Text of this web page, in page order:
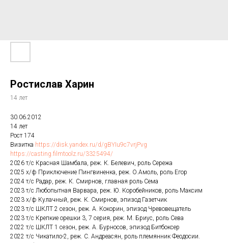
Ростислав Харин
14 лет
30.06.2012
14 лет
Рост 174
Визитка https://disk.yandex.ru/d/gBYIu9c7vrjPvg
https://casting.filmtoolz.ru/3325494/
2026 т/с Красная Шамбала, реж. К. Белевич, роль Сережа
2025 х/ф Приключение Пингвиненка, реж. О.Амоль, роль Егор
2024 т/с Радар, реж. К. Смирнов, главная роль Сема
2023 т/с Любопытная Варвара, реж. Ю. Коробейников, роль Максим
2023 х/ф Кулачный, реж. К. Смирнов, эпизод Газетчик
2023 т/с ШКЛТ 2 сезон, реж. А. Кокорин, эпизод Чревовещатель
2023 т/с Крепкие орешки 3, 7 серия, реж. М. Бриус, роль Сева
2022 т/с ШКЛТ 1 сезон, реж. А. Бурносов, эпизод Битбоксер
2022 т/с Чикатило-2, реж. С. Андреасян, роль племянник Феодосии.